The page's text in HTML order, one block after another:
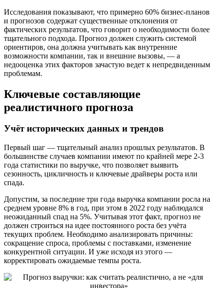
Исследования показывают, что примерно 60% бизнес-планов
и прогнозов содержат существенные отклонения от
фактических результатов, что говорит о необходимости более
тщательного подхода. Прогноз должен служить системой
ориентиров, она должна учитывать как внутренние
возможности компании, так и внешние вызовы, — а
недооценка этих факторов зачастую ведет к непредвиденным
проблемам.
Ключевые составляющие
реалистичного прогноза
Учёт исторических данных и трендов
Первый шаг — тщательный анализ прошлых результатов. В
большинстве случаев компании имеют по крайней мере 2-3
года статистики по выручке, что позволяет выявить
сезонность, цикличность и ключевые драйверы роста или
спада.
Допустим, за последние три года выручка компании росла на
среднем уровне 8% в год, при этом в 2022 году наблюдался
неожиданный спад на 5%. Учитывая этот факт, прогноз не
должен строиться на идее постоянного роста без учёта
текущих проблем. Необходимо анализировать причины:
сокращение спроса, проблемы с поставками, изменение
конкурентной ситуации. И уже исходя из этого —
корректировать ожидаемые темпы роста.